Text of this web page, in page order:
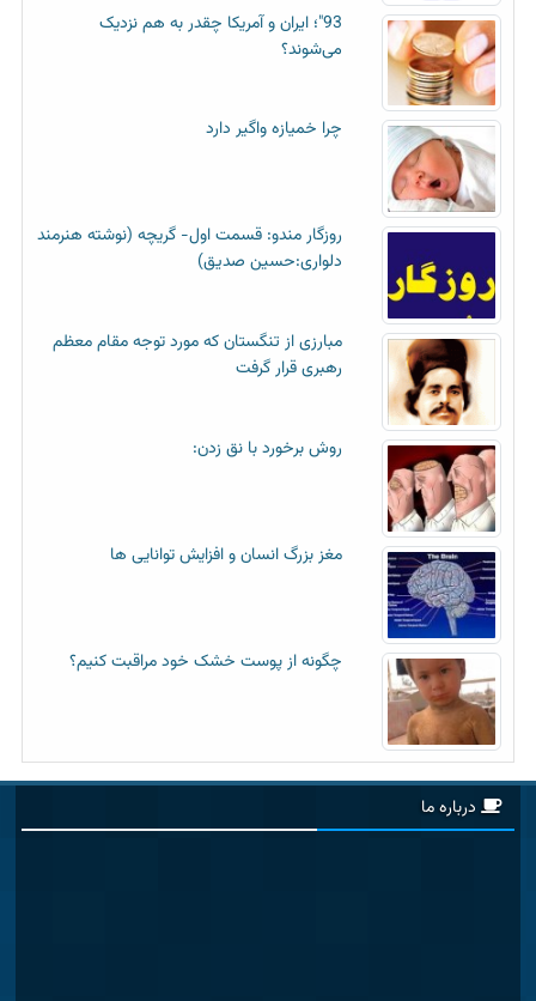
93"؛ ایران و آمریکا چقدر به هم نزدیک
می‌شوند؟
چرا خمیازه واگیر دارد
روزگار مندو: قسمت اول- گریچه (نوشته هنرمند
دلواری:حسین صدیق)
مبارزی از تنگستان که مورد توجه مقام معظم
رهبری قرار گرفت
روش برخورد با نق زدن:
مغز بزرگ انسان و افزایش توانایی ها
چگونه از پوست خشک خود مراقبت کنیم؟
درباره ما